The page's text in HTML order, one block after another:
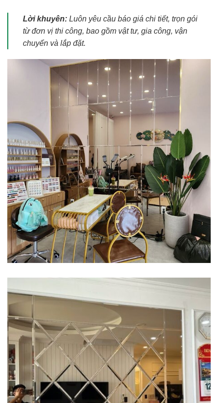
Lời khuyên: Luôn yêu cầu báo giá chi tiết, trọn gói
từ đơn vị thi công, bao gồm vật tư, gia công, vận
chuyển và lắp đặt.